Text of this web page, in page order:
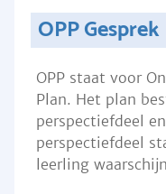
OPP Gesprek
OPP staat voor
Plan. Het plan
perspectiefdeel
perspectiefdeel
leerling